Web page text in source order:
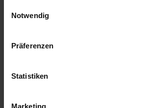
«Cookie-Einstellungen verwalten» am
Einstellungen werden unseren
keinen Einfluss auf die Browserdaten.
erhalten Sie in unserer
Notwendig
Präferenzen
Statistiken
Marketing